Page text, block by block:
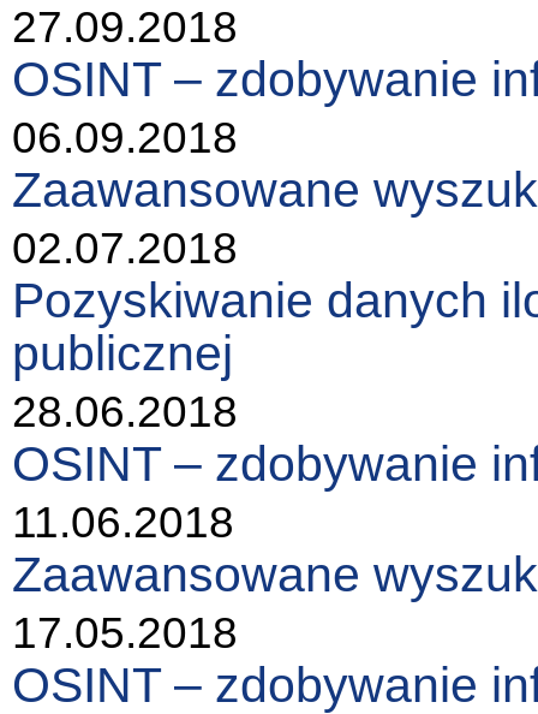
27.09.2018
OSINT – zdobywanie
06.09.2018
Zaawansowane
02.07.2018
Pozyskiwanie danych
publicznej
28.06.2018
OSINT – zdobywanie
11.06.2018
Zaawansowane
17.05.2018
OSINT – zdobywanie